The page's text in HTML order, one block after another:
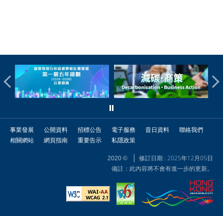
事業發展 公開資料 招標公告 電子服務 昔日資料
聯絡我們
相關網站
網頁指南 重要告示 私隱政策
2020 ©
修訂日期 : 2025年12月05日
備註：此內容將不會有進一步的更新。